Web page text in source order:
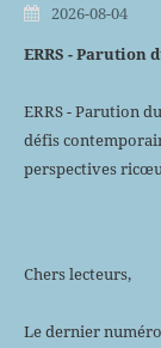
2026-08-04
ERRS - Parution
ERRS - Parution
défis
perspectives
Chers lecteurs,
Le dernier